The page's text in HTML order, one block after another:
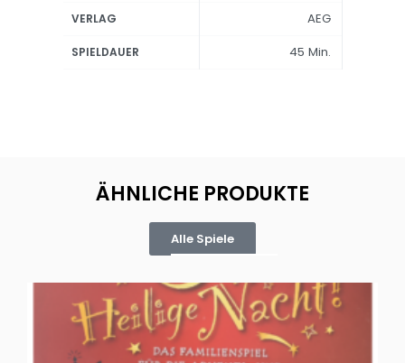
VERLAG AEG
SPIELDAUER 45 Min.
ÄHNLICHE PRODUKTE
Alle Spiele